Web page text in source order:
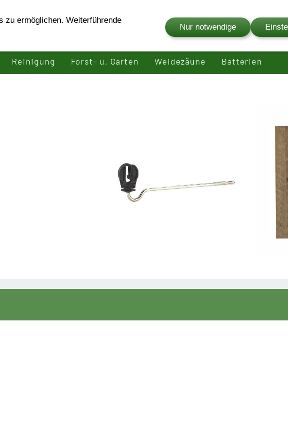
Produkte Reifenservice
Reinigung Forst- u. Garten Weidezäune Batterien
zu ermöglichen. Weiterführende
Nur notwendige